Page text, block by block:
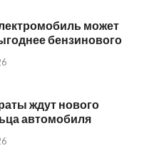
может
бензинового
ждут нового
автомобиля